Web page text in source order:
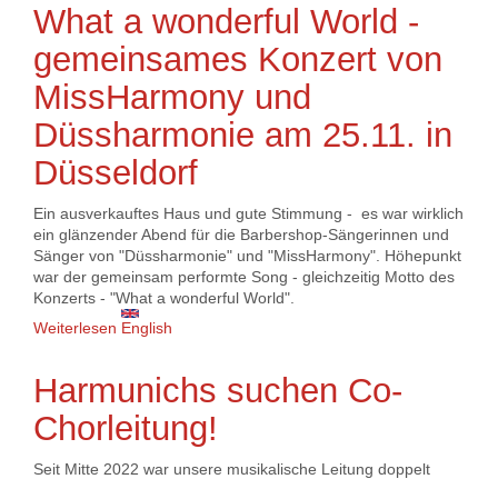
What a wonderful World -
gemeinsames Konzert von
MissHarmony und
Düssharmonie am 25.11. in
Düsseldorf
Ein ausverkauftes Haus und gute Stimmung - es war wirklich
ein glänzender Abend für die Barbershop-Sängerinnen und
Sänger von "Düssharmonie" und "MissHarmony". Höhepunkt
war der gemeinsam performte Song - gleichzeitig Motto des
Konzerts - "What a wonderful World".
Weiterlesen über What a wonderful World - gemeinsames
English
Harmunichs suchen Co-
Chorleitung!
Seit Mitte 2022 war unsere musikalische Leitung doppelt